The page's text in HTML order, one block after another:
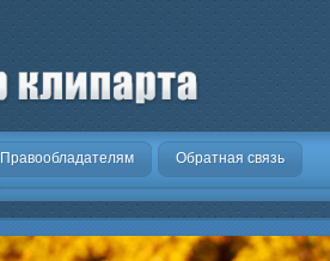
Правообладателям Обратная связь